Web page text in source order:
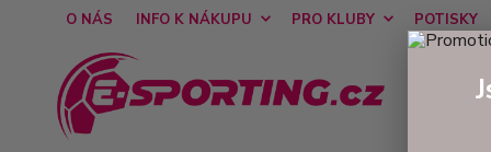
O NÁS INFO K NÁKUPU PRO KLUBY POTISKY